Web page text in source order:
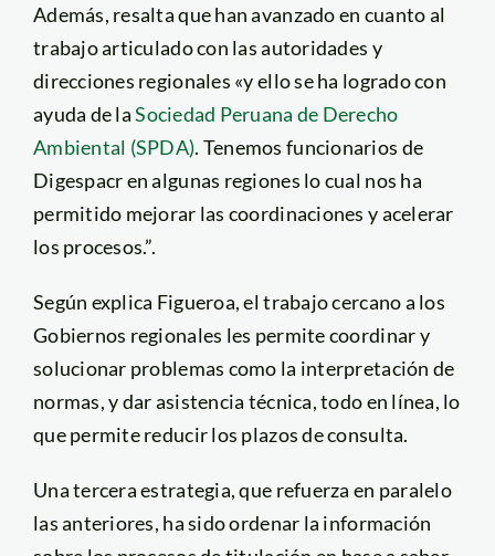
Además, resalta que han avanzado en cuanto al
trabajo articulado con las autoridades y
direcciones regionales «y ello se ha logrado con
ayuda de laSociedad Peruana de Derecho
Ambiental (SPDA). Tenemos funcionarios de
Digespacr en algunas regiones lo cual nos ha
permitido mejorar las coordinaciones y acelerar
los procesos.”.
Según explica Figueroa, el trabajo cercano a los
Gobiernos regionales les permite coordinar y
solucionar problemas como la interpretación de
normas, y dar asistencia técnica, todo en línea, lo
que permite reducir los plazos de consulta.
Una tercera estrategia, que refuerza en paralelo
las anteriores, ha sido ordenar la información